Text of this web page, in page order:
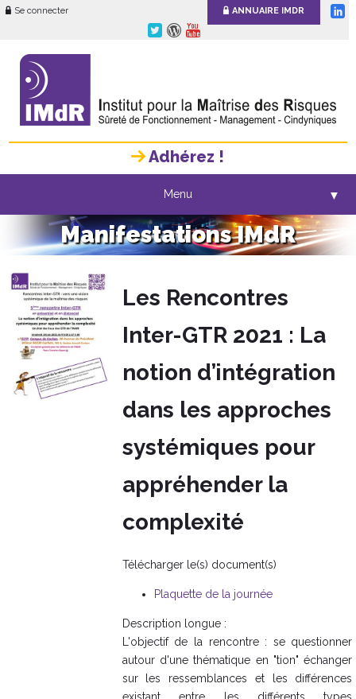
Se connecter ANNUAIRE IMDR
Adhérez !
Menu ▼
Manifestations IMdR
Les Rencontres
Inter-GTR 2021 : La
notion d’intégration
dans les approches
systémiques pour
appréhender la
complexité
Télécharger le(s) document(s)
Plaquette de la journée
Description longue :
L'objectif de la rencontre : se questionner
autour d'une thématique en "tion" échanger
sur les ressemblances et les différences